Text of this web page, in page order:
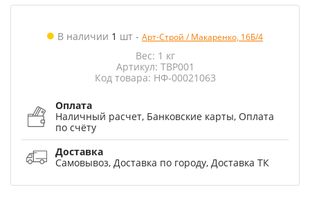
В наличии 1 шт - Арт-Строй / Макаренко, 16Б/4
Вес: 1 кг
Артикул: TBP001
Код товара: НФ-00021063
Оплата
Наличный расчет, Банковские карты, Оплата
по счёту
Доставка
Самовывоз, Доставка по городу, Доставка ТК